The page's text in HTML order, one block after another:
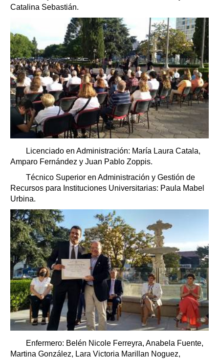
Catalina Sebastián.
Licenciado en Administración: María Laura Catala,
Amparo Fernández y Juan Pablo Zoppis.
Técnico Superior en Administración y Gestión de
Recursos para Instituciones Universitarias: Paula Mabel
Urbina.
Enfermero: Belén Nicole Ferreyra, Anabela Fuente,
Martina González, Lara Victoria Marillan Noguez,